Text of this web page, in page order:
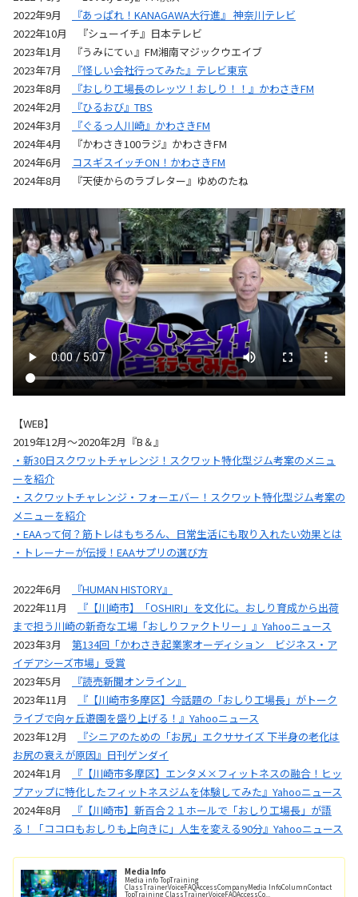
2022年9月
『あっぱれ！KANAGAWA大行進』 神奈川テレビ
2022年10月 『シューイチ』日本テレビ
2023年1月 『うみにてぃ』FM湘南マジックウエイブ
2023年7月
『怪しい会社行ってみた』テレビ東京
2023年8月
『おしり工場長のレッツ！おしり！！』かわさきFM
2024年2月
『ひるおび』TBS
2024年3月
『ぐるっ人川崎』かわさきFM
2024年4月 『かわさき100ラジ』かわさきFM
2024年6月
コスギスイッチON！かわさきFM
2024年8月 『天使からのラブレター』ゆめのたね
【WEB】
2019年12月～2020年2月『B＆』
・新30日スクワットチャレンジ！スクワット特化型ジム考案のメニュ
ーを紹介
・スクワットチャレンジ・フォーエバー！スクワット特化型ジム考案の
メニューを紹介
・EAAって何？筋トレはもちろん、日常生活にも取り入れたい効果とは
・トレーナーが伝授！EAAサプリの選び方
2022年6月
『HUMAN HISTORY』
2022年11月
『【川崎市】「OSHIRI」を文化に。おしり育成から出荷
まで担う川崎の新奇な工場「おしりファクトリー」』Yahooニュース
2023年3月 第134回「かわさき起業家オーディション ビジネス・ア
イデアシーズ市場」受賞
2023年5月
『読売新聞オンライン』
2023年11月
『【川崎市多摩区】今話題の「おしり工場長」がトーク
ライブで向ヶ丘遊園を盛り上げる！』Yahooニュース
2023年12月
『シニアのための「お尻」エクササイズ 下半身の老化は
お尻の衰えが原因』日刊ゲンダイ
2024年1月
『【川崎市多摩区】エンタメ×フィットネスの融合！ヒッ
プアップに特化したフィットネスジムを体験してみた』Yahooニュース
2024年8月
『【川崎市】新百合２１ホールで「おしり工場長」が語
る！「ココロもおしりも上向きに」人生を変える90分』Yahooニュース
Media Info
Media info TopTraining
ClassTrainerVoiceFAQAccessCompanyMedia InfoColumnContact
TopTraining ClassTrainerVoiceFAQAccessCo...